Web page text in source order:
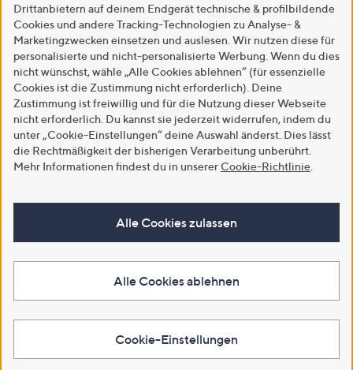
Drittanbietern auf deinem Endgerät technische & profilbildende
Cookies und andere Tracking-Technologien zu Analyse- &
Marketingzwecken einsetzen und auslesen. Wir nutzen diese für
personalisierte und nicht-personalisierte Werbung. Wenn du dies
nicht wünschst, wähle „Alle Cookies ablehnen“ (für essenzielle
Cookies ist die Zustimmung nicht erforderlich). Deine
Zustimmung ist freiwillig und für die Nutzung dieser Webseite
nicht erforderlich. Du kannst sie jederzeit widerrufen, indem du
unter „Cookie-Einstellungen“ deine Auswahl änderst. Dies lässt
die Rechtmäßigkeit der bisherigen Verarbeitung unberührt.
Mehr Informationen findest du in unserer Cookie-Richtlinie
Alle Cookies zulassen
Alle Cookies ablehnen
Cookie-Einstellungen